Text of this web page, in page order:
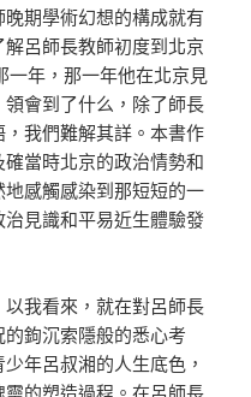
期學術幻想的構成就有
呂師長教師初度到北京
一年，那一年他在北京見
會到了什么，除了師長
我們難解其詳。本書作
當時北京的政治情勢和
感觸感染到那短短的一
見識和平易近生體驗發
我看來，就在對呂師長
鉤沉索隱般的悉心考
年呂叔湘的人生底色，